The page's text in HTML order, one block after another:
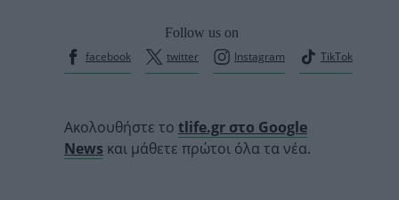
Follow us on
facebook
twitter Instagram TikTok
Ακολουθήστε το tlife.gr στο Google
News και μάθετε πρώτοι όλα τα νέα.